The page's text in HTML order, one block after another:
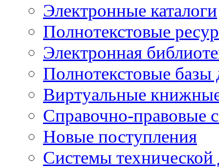
Электронные каталоги
Полнотекстовые
Электронная
Полнотекстовые
Виртуальные
Справочно-правовые
Новые поступления
Cистемы